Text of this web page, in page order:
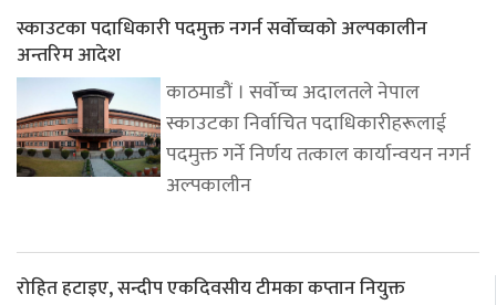
स्काउटका पदाधिकारी पदमुक्त नगर्न सर्वोच्चको अल्पकालीन
अन्तरिम आदेश
काठमाडौं । सर्वोच्च अदालतले नेपाल
स्काउटका निर्वाचित पदाधिकारीहरूलाई
पदमुक्त गर्ने निर्णय तत्काल कार्यान्वयन नगर्न
अल्पकालीन
रोहित हटाइए, सन्दीप एकदिवसीय टीमका कप्तान नियुक्त